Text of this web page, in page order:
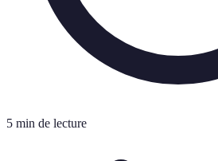
5 min de lecture